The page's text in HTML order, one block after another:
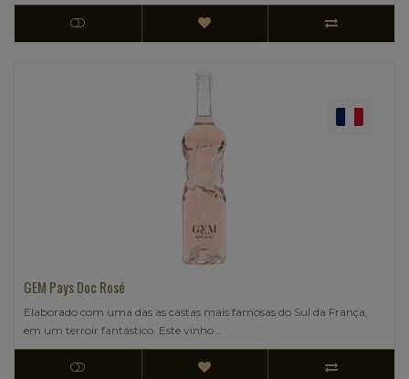
GEM Pays Doc Rosé
Elaborado com uma das as castas mais famosas do Sul da França,
em um terroir fantástico. Este vinho ..